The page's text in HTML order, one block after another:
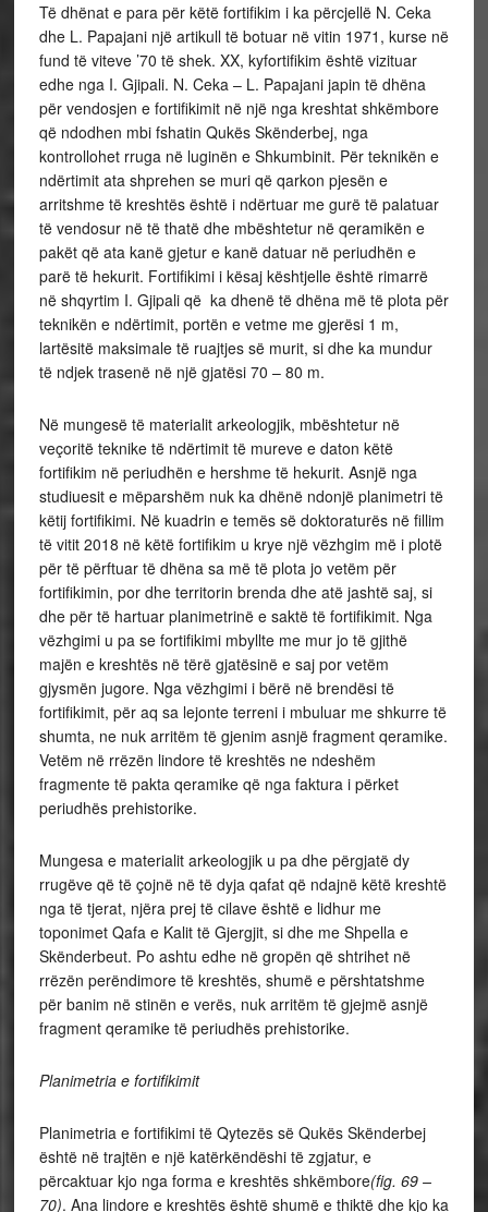
Të dhënat e para për këtë fortifikim i ka përcjellë N. Ceka
dhe L. Papajani një artikull të botuar në vitin 1971, kurse në
fund të viteve ’70 të shek. XX, kyfortifikim është vizituar
edhe nga I. Gjipali. N. Ceka – L. Papajani japin të dhëna
për vendosjen e fortifikimit në një nga kreshtat shkëmbore
që ndodhen mbi fshatin Qukës Skënderbej, nga
kontrollohet rruga në luginën e Shkumbinit. Për teknikën e
ndërtimit ata shprehen se muri që qarkon pjesën e
arritshme të kreshtës është i ndërtuar me gurë të palatuar
të vendosur në të thatë dhe mbështetur në qeramikën e
pakët që ata kanë gjetur e kanë datuar në periudhën e
parë të hekurit. Fortifikimi i kësaj kështjelle është rimarrë
në shqyrtim I. Gjipali që ka dhenë të dhëna më të plota për
teknikën e ndërtimit, portën e vetme me gjerësi 1 m,
lartësitë maksimale të ruajtjes së murit, si dhe ka mundur
të ndjek trasenë në një gjatësi 70 – 80 m.
Në mungesë të materialit arkeologjik, mbështetur në
veçoritë teknike të ndërtimit të mureve e daton këtë
fortifikim në periudhën e hershme të hekurit. Asnjë nga
studiuesit e mëparshëm nuk ka dhënë ndonjë planimetri të
këtij fortifikimi. Në kuadrin e temës së doktoraturës në fillim
të vitit 2018 në këtë fortifikim u krye një vëzhgim më i plotë
për të përftuar të dhëna sa më të plota jo vetëm për
fortifikimin, por dhe territorin brenda dhe atë jashtë saj, si
dhe për të hartuar planimetrinë e saktë të fortifikimit. Nga
vëzhgimi u pa se fortifikimi mbyllte me mur jo të gjithë
majën e kreshtës në tërë gjatësinë e saj por vetëm
gjysmën jugore. Nga vëzhgimi i bërë në brendësi të
fortifikimit, për aq sa lejonte terreni i mbuluar me shkurre të
shumta, ne nuk arritëm të gjenim asnjë fragment qeramike.
Vetëm në rrëzën lindore të kreshtës ne ndeshëm
fragmente të pakta qeramike që nga faktura i përket
periudhës prehistorike.
Mungesa e materialit arkeologjik u pa dhe përgjatë dy
rrugëve që të çojnë në të dyja qafat që ndajnë këtë kreshtë
nga të tjerat, njëra prej të cilave është e lidhur me
toponimet Qafa e Kalit të Gjergjit, si dhe me Shpella e
Skënderbeut. Po ashtu edhe në gropën që shtrihet në
rrëzën perëndimore të kreshtës, shumë e përshtatshme
për banim në stinën e verës, nuk arritëm të gjejmë asnjë
fragment qeramike të periudhës prehistorike.
Planimetria e fortifikimit
Planimetria e fortifikimi të Qytezës së Qukës Skënderbej
është në trajtën e një katërkëndëshi të zgjatur, e
përcaktuar kjo nga forma e kreshtës shkëmbore(fig. 69 –
70). Ana lindore e kreshtës është shumë e thiktë dhe kjo ka